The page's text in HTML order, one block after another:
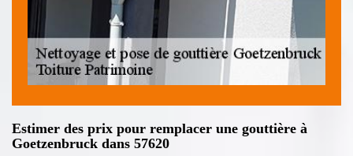
Estimer des prix pour remplacer une gouttière à
Goetzenbruck dans 57620